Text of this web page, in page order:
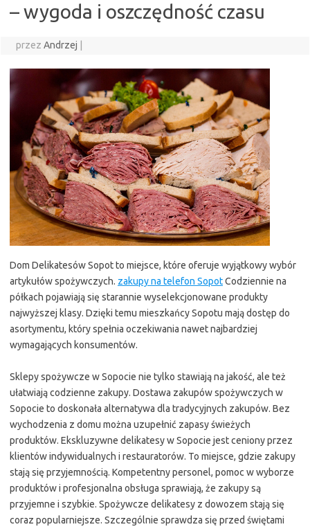
– wygoda i oszczędność czasu
przez Andrzej
Dom Delikatesów Sopot to miejsce, które oferuje wyjątkowy wybór
artykułów spożywczych. zakupy na telefon SopotCodziennie na
półkach pojawiają się starannie wyselekcjonowane produkty
najwyższej klasy. Dzięki temu mieszkańcy Sopotu mają dostęp do
asortymentu, który spełnia oczekiwania nawet najbardziej
wymagających konsumentów.
Sklepy spożywcze w Sopocie nie tylko stawiają na jakość, ale też
ułatwiają codzienne zakupy. Dostawa zakupów spożywczych w
Sopocie to doskonała alternatywa dla tradycyjnych zakupów. Bez
wychodzenia z domu można uzupełnić zapasy świeżych
produktów. Ekskluzywne delikatesy w Sopocie jest ceniony przez
klientów indywidualnych i restauratorów. To miejsce, gdzie zakupy
stają się przyjemnością. Kompetentny personel, pomoc w wyborze
produktów i profesjonalna obsługa sprawiają, że zakupy są
przyjemne i szybkie. Spożywcze delikatesy z dowozem stają się
coraz popularniejsze. Szczególnie sprawdza się przed świętami